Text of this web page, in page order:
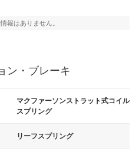
報はありません。
ン・ブレーキ
マクファーソンストラット式コイル
スプリング
リーフスプリング